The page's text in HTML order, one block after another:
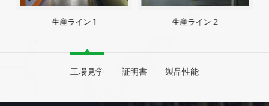
生産ライン 1 生産ライン 2
工場見学 証明書 製品性能